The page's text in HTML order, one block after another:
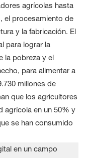
agrícolas hasta
el procesamiento de
y la fabricación. El
para lograr la
la pobreza y el
para alimentar a
millones de
que los agricultores
agrícola en un 50% y
se han consumido